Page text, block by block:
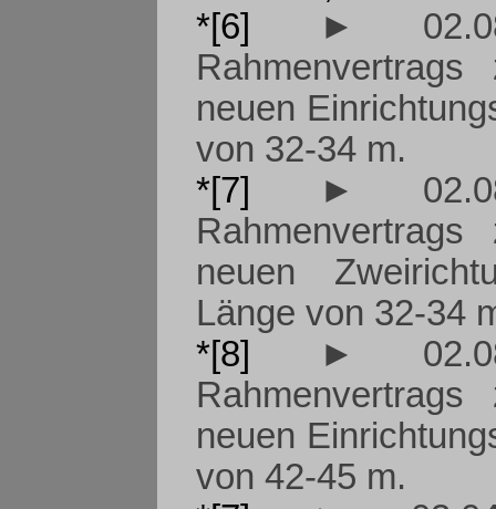
*[6]
►
neuen
von 32-34 m.
*[7]
►
neuen
Länge von 32-34
*[8]
►
neuen
von 42-45 m.